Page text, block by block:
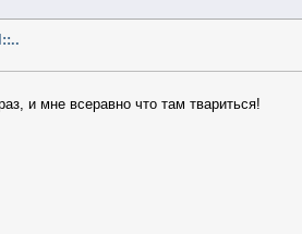
и мне всеравно что там твариться!